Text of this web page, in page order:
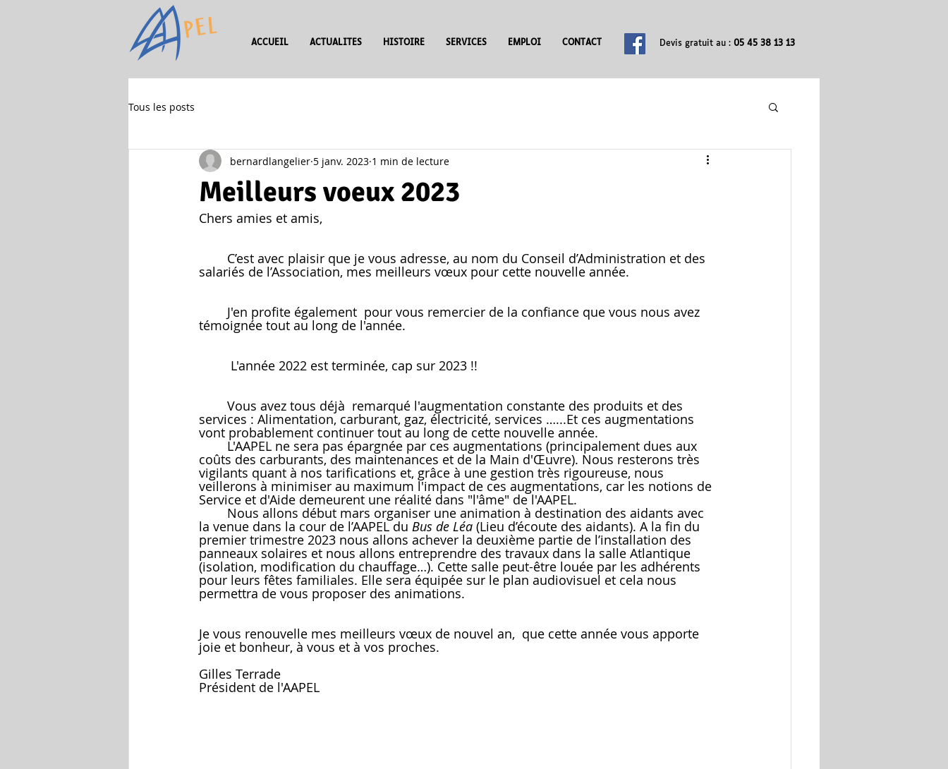
ACCUEIL ACTUALITES HISTOIRE SERVICES EMPLOI CONTACT Devis gratuit au : 05 45 38 13 13
Tous les posts
Meilleurs voeux 2023
bernardlangelier 5 janv. 2023 1 min de lecture
Chers amies et amis,
salariés de l’Association, mes meilleurs vœux pour cette nouvelle année.
témoignée tout au long de l'année.
	 L'année 2022 est terminée, cap sur 2023 !!
services : Alimentation, carburant, gaz, électricité, services …...Et ces augmentations
vont probablement continuer tout au long de cette nouvelle année.
coûts des carburants, des maintenances et de la Main d'Œuvre). Nous resterons très
vigilants quant à nos tarifications et, grâce à une gestion très rigoureuse, nous
veillerons à minimiser au maximum l'impact de ces augmentations, car les notions de
Service et d'Aide demeurent une réalité dans "l'âme" de l'AAPEL.
la venue dans la cour de l’AAPEL du Bus de Léa (Lieu d’écoute des aidants). A la fin du
premier trimestre 2023 nous allons achever la deuxième partie de l’installation des
panneaux solaires et nous allons entreprendre des travaux dans la salle Atlantique
(isolation, modification du chauffage…). Cette salle peut-être louée par les adhérents
pour leurs fêtes familiales. Elle sera équipée sur le plan audiovisuel et cela nous
permettra de vous proposer des animations.
Je vous renouvelle mes meilleurs vœux de nouvel an,  que cette année vous apporte
joie et bonheur, à vous et à vos proches.
Gilles Terrade
Président de l'AAPEL